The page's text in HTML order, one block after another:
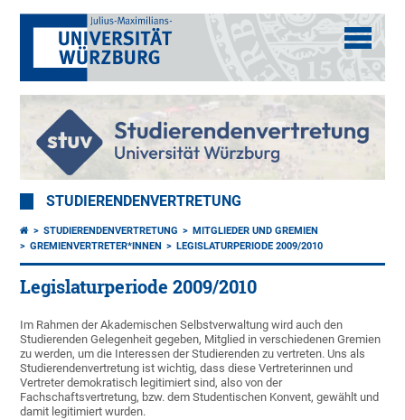
STUDIERENDENVERTRETUNG
STUDIERENDENVERTRETUNG
MITGLIEDER UND GREMIEN
GREMIENVERTRETER*INNEN
LEGISLATURPERIODE 2009/2010
Legislaturperiode 2009/2010
Im Rahmen der Akademischen Selbstverwaltung wird auch den
Studierenden Gelegenheit gegeben, Mitglied in verschiedenen Gremien
zu werden, um die Interessen der Studierenden zu vertreten. Uns als
Studierendenvertretung ist wichtig, dass diese Vertreterinnen und
Vertreter demokratisch legitimiert sind, also von der
Fachschaftsvertretung, bzw. dem Studentischen Konvent, gewählt und
damit legitimiert wurden.